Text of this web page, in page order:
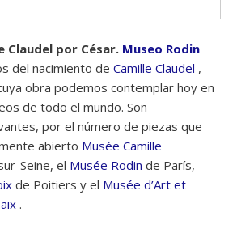
Claudel por César. Museo Rodin
del nacimiento de Camille Claudel ,
obra podemos contemplar hoy en
de todo el mundo. Son
por el número de piezas que
abierto Musée Camille
Seine, el Musée Rodin de París,
de Poitiers y el Musée d’Art et
.